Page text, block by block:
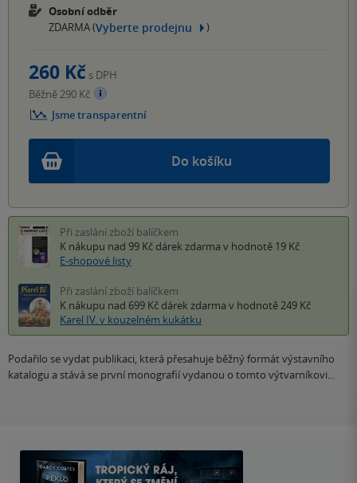
Osobní odběr
ZDARMA (Vyberte prodejnu )
Do košíku
260 Kč s DPH
Běžně 290 Kč
Jsme transparentní
Při zaslání zboží balíčkem
K nákupu nad 99 Kč dárek zdarma v hodnotě 19 Kč
E-shopové listy
Při zaslání zboží balíčkem
K nákupu nad 699 Kč dárek zdarma v hodnotě 249 Kč
Karel IV. v kouzelném kukátku
Podařilo se vydat publikaci, která přesahuje běžný formát výstavního
katalogu a stává se první monografií vydanou o tomto výtvarníkovi...